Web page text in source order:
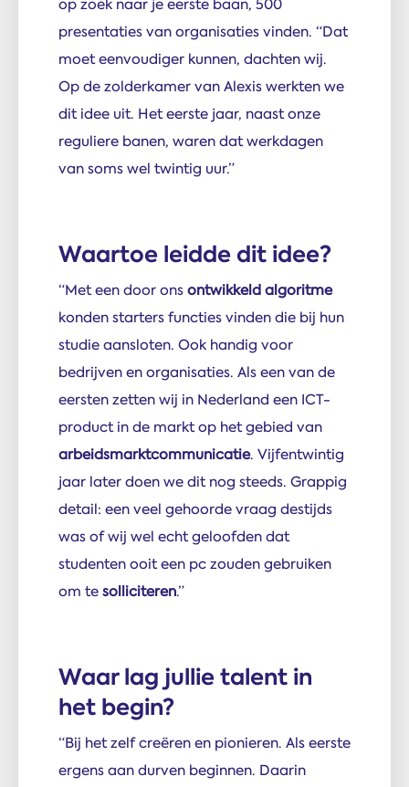
op zoek naar je eerste baan, 500
presentaties van organisaties vinden. “Dat
moet eenvoudiger kunnen, dachten wij.
Op de zolderkamer van Alexis werkten we
dit idee uit. Het eerste jaar, naast onze
reguliere banen, waren dat werkdagen
van soms wel twintig uur.”
Waartoe leidde dit idee?
“Met een door onsontwikkeld algoritme
konden starters functies vinden die bij hun
studie aansloten. Ook handig voor
bedrijven en organisaties. Als een van de
eersten zetten wij in Nederland een ICT-
product in de markt op het gebied van
arbeidsmarktcommunicatie. Vijfentwintig
jaar later doen we dit nog steeds. Grappig
detail: een veel gehoorde vraag destijds
was of wij wel echt geloofden dat
studenten ooit een pc zouden gebruiken
om tesolliciteren.”
Waar lag jullie talent in
het begin?
“Bij het zelf creëren en pionieren. Als eerste
ergens aan durven beginnen. Daarin